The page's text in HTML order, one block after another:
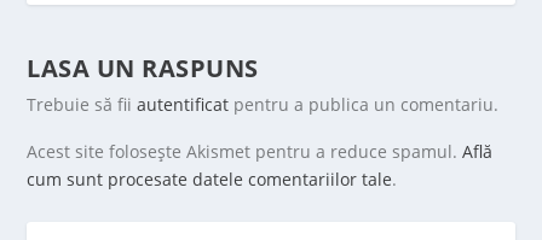
LASA UN RASPUNS
Trebuie să fiiautentificat pentru a publica un comentariu.
Acest site folosește Akismet pentru a reduce spamul.Află
cum sunt procesate datele comentariilor tale.